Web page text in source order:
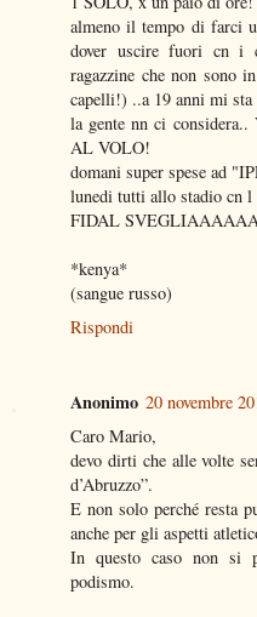
almeno il tempo di farci
dover uscire fuori cn i
ragazzine che non sono
capelli!) ..a 19 anni mi sta
la gente nn ci
AL VOLO!
domani super spese ad
lunedi tutti allo stadio cn l
FIDAL
*kenya*
(sangue russo)
Rispondi
Anonimo 20 novembre
Caro Mario,
devo dirti che alle volte
d’Abruzzo”.
E non solo perché resta
anche per gli aspetti
In questo caso non si
podismo.